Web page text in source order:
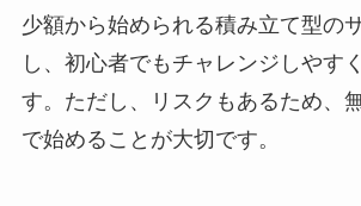
少額から始められる積み立て型の
し、初心者でもチャレンジしやす
す。ただし、リスクもあるため、
で始めることが大切です。